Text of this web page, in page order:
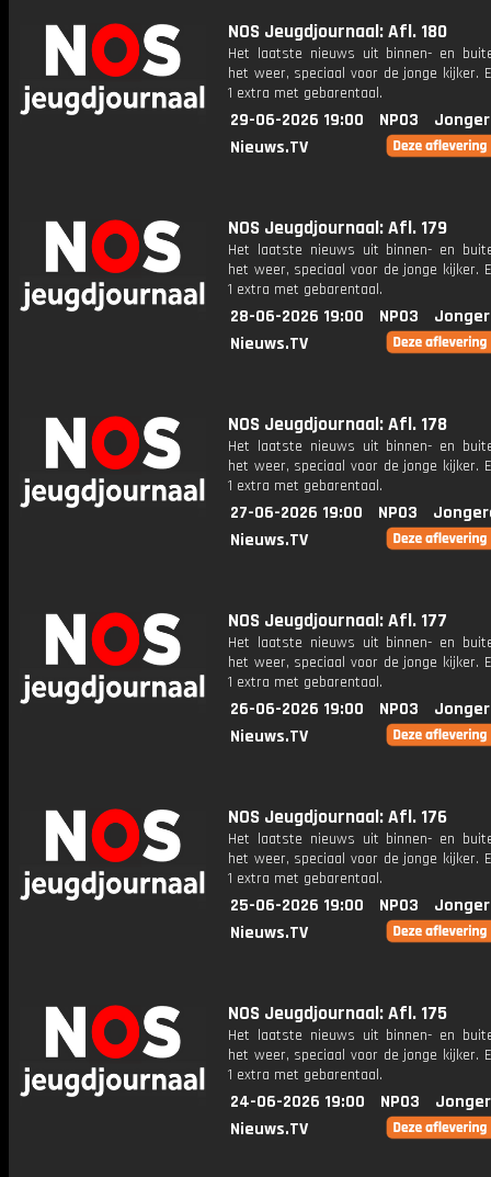
NOS Jeugdjournaal: Afl. 180
Het laatste nieuws uit binnen- en
het weer, speciaal voor de jonge kijker.
1 extra met gebarentaal.
29-06-2026 19:00 NPO3
Nieuws.TV
NOS Jeugdjournaal: Afl. 179
Het laatste nieuws uit binnen- en
het weer, speciaal voor de jonge kijker.
1 extra met gebarentaal.
28-06-2026 19:00 NPO3
Nieuws.TV
NOS Jeugdjournaal: Afl. 178
Het laatste nieuws uit binnen- en
het weer, speciaal voor de jonge kijker.
1 extra met gebarentaal.
27-06-2026 19:00 NPO3
Nieuws.TV
NOS Jeugdjournaal: Afl. 177
Het laatste nieuws uit binnen- en
het weer, speciaal voor de jonge kijker.
1 extra met gebarentaal.
26-06-2026 19:00 NPO3
Nieuws.TV
NOS Jeugdjournaal: Afl. 176
Het laatste nieuws uit binnen- en
het weer, speciaal voor de jonge kijker.
1 extra met gebarentaal.
25-06-2026 19:00 NPO3
Nieuws.TV
NOS Jeugdjournaal: Afl. 175
Het laatste nieuws uit binnen- en
het weer, speciaal voor de jonge kijker.
1 extra met gebarentaal.
24-06-2026 19:00 NPO3
Nieuws.TV